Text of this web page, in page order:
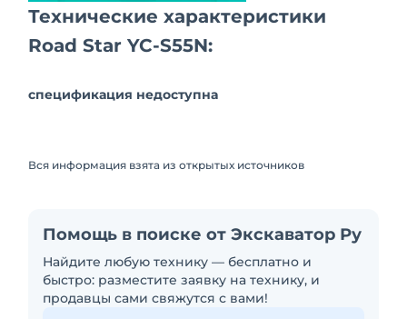
Технические характеристики
Road Star YC-S55N:
спецификация недоступна
Вся информация взята из открытых источников
Помощь в поиске от Экскаватор Ру
Найдите любую технику — бесплатно и
быстро: разместите заявку на технику, и
продавцы сами свяжутся с вами!